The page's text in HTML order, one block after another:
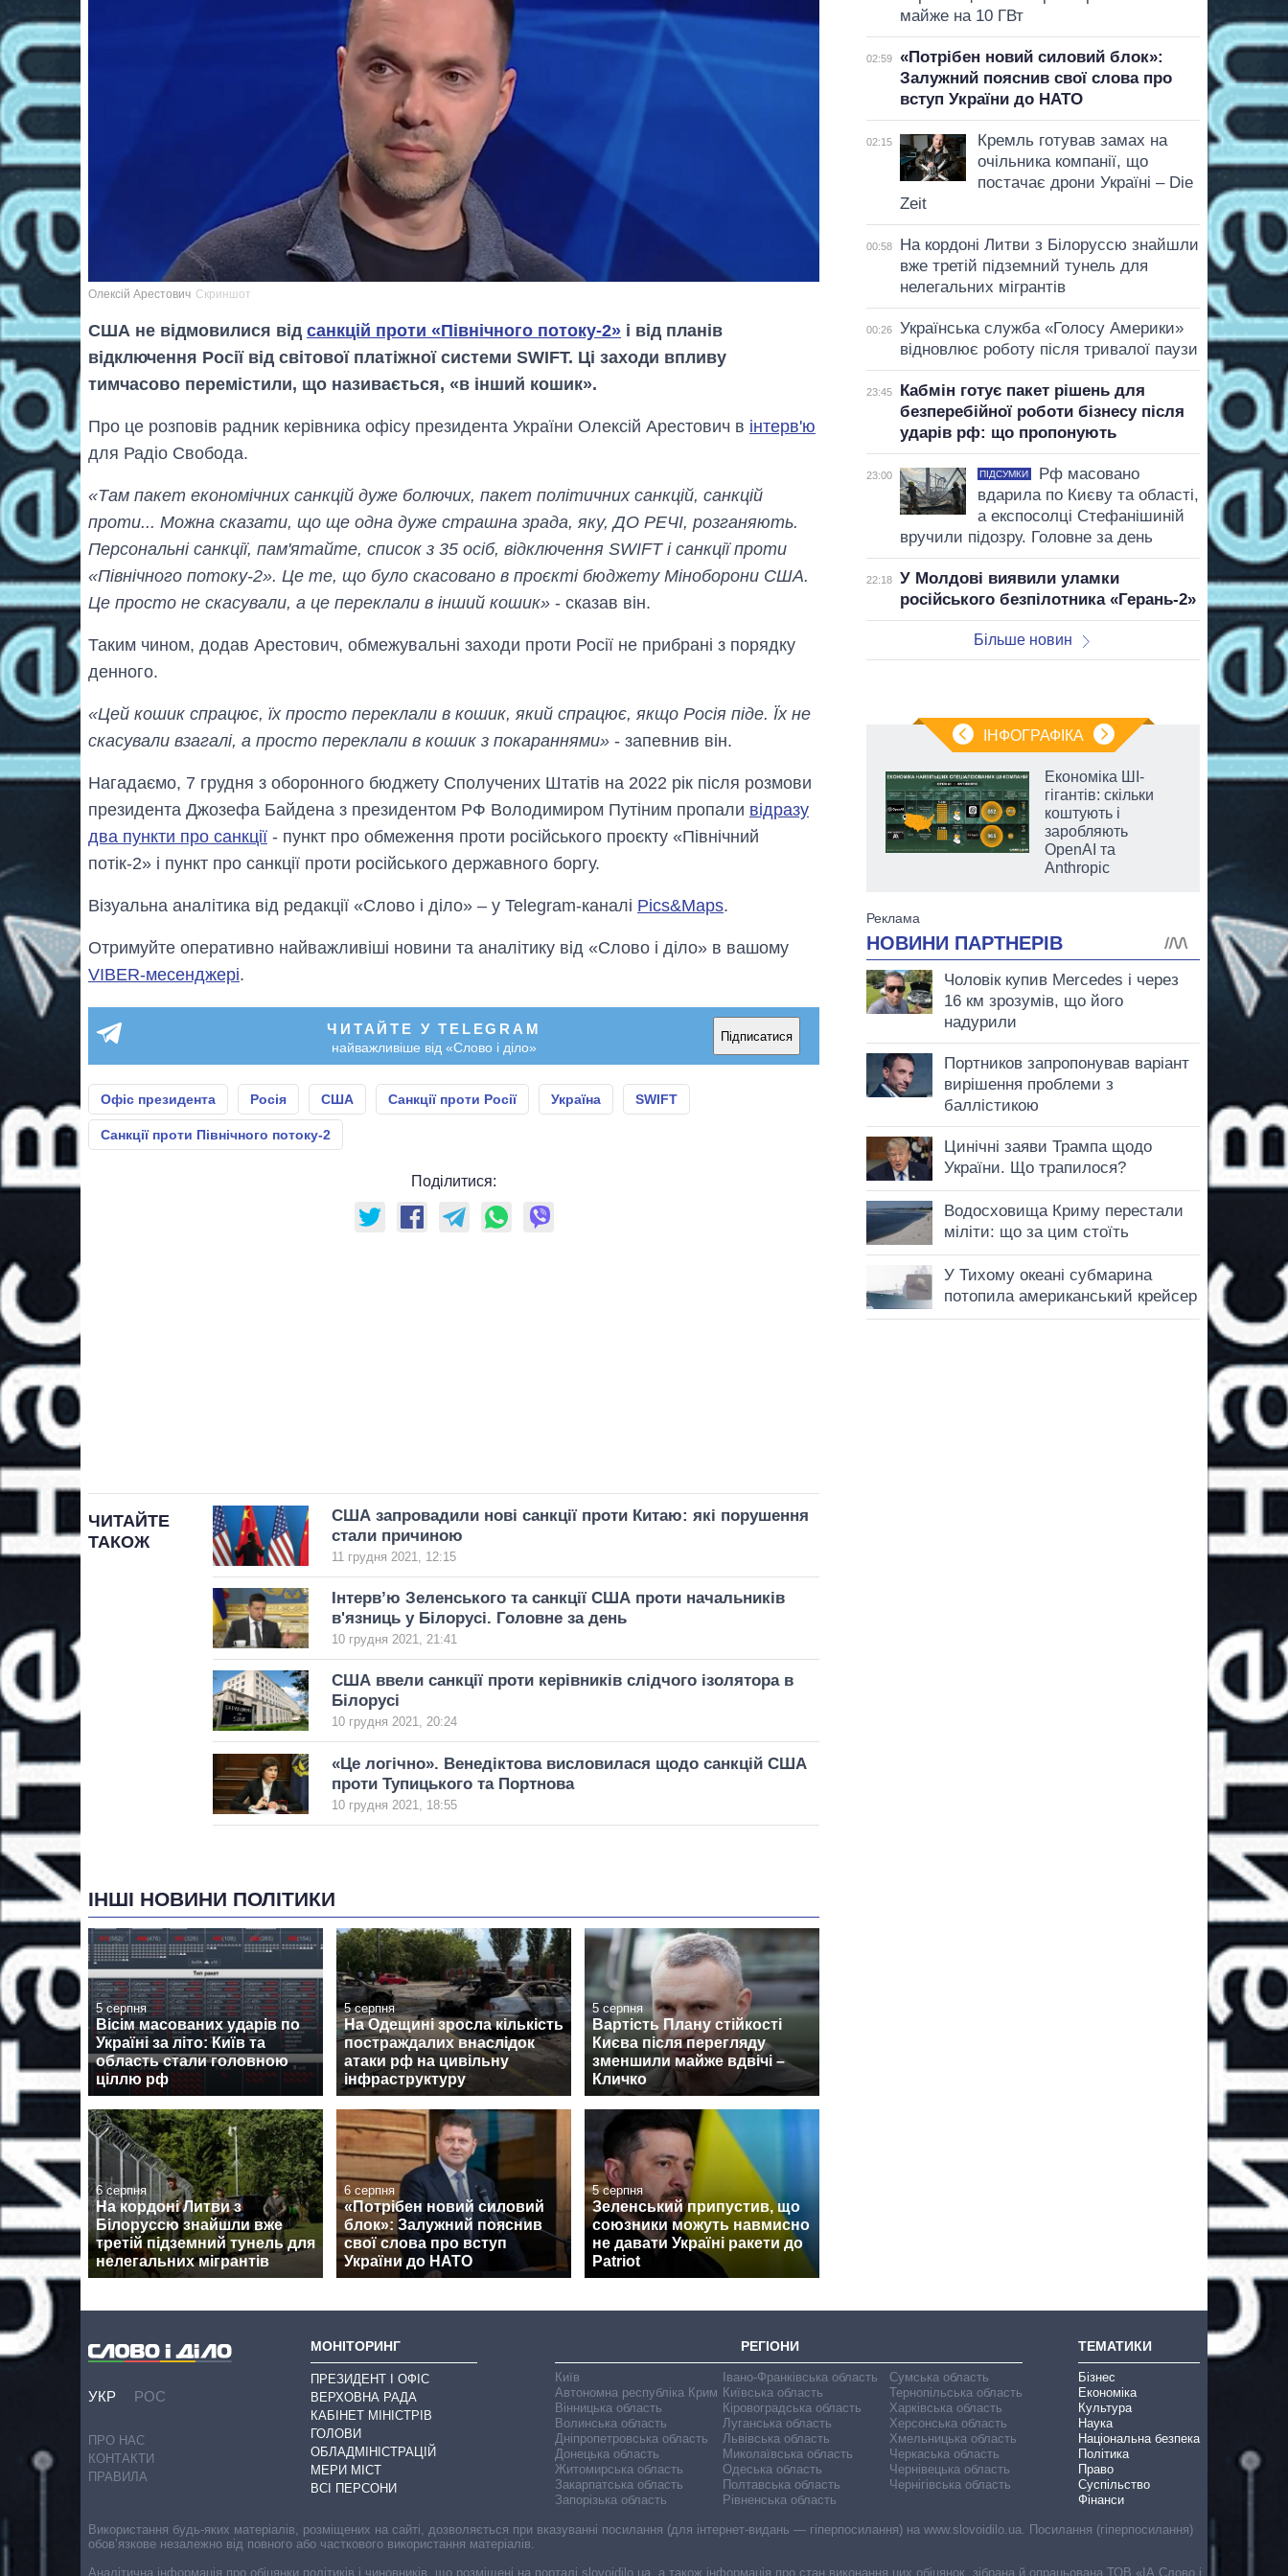
Олексій Арестович Скриншот
США не відмовилися від санкцій проти «Північного потоку-2» і від планів
відключення Росії від світової платіжної системи SWIFT. Ці заходи впливу
тимчасово перемістили, що називається, «в інший кошик».
Про це розповів радник керівника офісу президента України Олексій Арестович в інтерв'ю
для Радіо Свобода.
«Там пакет економічних санкцій дуже болючих, пакет політичних санкцій, санкцій
проти... Можна сказати, що ще одна дуже страшна зрада, яку, ДО РЕЧІ, розганяють.
Персональні санкції, пам'ятайте, список з 35 осіб, відключення SWIFT і санкції проти
«Північного потоку-2». Це те, що було скасовано в проєкті бюджету Міноборони США.
Це просто не скасували, а це переклали в інший кошик» - сказав він.
Таким чином, додав Арестович, обмежувальні заходи проти Росії не прибрані з порядку
денного.
«Цей кошик спрацює, їх просто переклали в кошик, який спрацює, якщо Росія піде. Їх не
скасували взагалі, а просто переклали в кошик з покараннями» - запевнив він.
Нагадаємо, 7 грудня з оборонного бюджету Сполучених Штатів на 2022 рік після розмови
президента Джозефа Байдена з президентом РФ Володимиром Путіним пропали відразу
два пункти про санкції - пункт про обмеження проти російського проєкту «Північний
потік-2» і пункт про санкції проти російського державного боргу.
Візуальна аналітика від редакції «Слово і діло» – у Telegram-каналі Pics&Maps.
Отримуйте оперативно найважливіші новини та аналітику від «Слово і діло» в вашому
VIBER-месенджері.
ЧИТАЙТЕ У TELEGRAM
найважливіше від «Слово і діло»
Підписатися
Офіс президента Росія США Санкції проти Росії Україна SWIFT
Санкції проти Північного потоку-2
Поділитися:
ЧИТАЙТЕ
ТАКОЖ
США запровадили нові санкції проти Китаю: які порушення
стали причиною
11 грудня 2021, 12:15
Інтерв’ю Зеленського та санкції США проти начальників
в'язниць у Білорусі. Головне за день
10 грудня 2021, 21:41
США ввели санкції проти керівників слідчого ізолятора в
Білорусі
10 грудня 2021, 20:24
«Це логічно». Венедіктова висловилася щодо санкцій США
проти Тупицького та Портнова
10 грудня 2021, 18:55
ІНШІ НОВИНИ ПОЛІТИКИ
5 серпня
Вісім масованих ударів по
Україні за літо: Київ та
область стали головною
ціллю рф
5 серпня
На Одещині зросла кількість
постраждалих внаслідок
атаки рф на цивільну
інфраструктуру
5 серпня
Вартість Плану стійкості
Києва після перегляду
зменшили майже вдвічі –
Кличко
6 серпня
На кордоні Литви з
Білоруссю знайшли вже
третій підземний тунель для
нелегальних мігрантів
6 серпня
«Потрібен новий силовий
блок»: Залужний пояснив
свої слова про вступ
України до НАТО
5 серпня
Зеленський припустив, що
союзники можуть навмисно
не давати Україні ракети до
Patriot
майже на 10 ГВт
02:59
«Потрібен новий силовий блок»:
Залужний пояснив свої слова про
вступ України до НАТО
02:15
Кремль готував замах на
очільника компанії, що
постачає дрони Україні – Die
Zeit
00:58
На кордоні Литви з Білоруссю знайшли
вже третій підземний тунель для
нелегальних мігрантів
00:26
Українська служба «Голосу Америки»
відновлює роботу після тривалої паузи
23:45
Кабмін готує пакет рішень для
безперебійної роботи бізнесу після
ударів рф: що пропонують
23:00 ПІДСУМКИ
Рф масовано
вдарила по Києву та області,
а експосолці Стефанішиній
вручили підозру. Головне за день
22:18
У Молдові виявили уламки
російського безпілотника «Герань-2»
Більше новин
ІНФОГРАФІКА
Скільки картоплі
вирощували в
Україні до і під час
великої війни
Економіка ШІ-
гігантів: скільки
коштують і
заробляють
OpenAI та
Anthropic
УКР РОС
ПРО НАС
КОНТАКТИ
ПРАВИЛА
МОНІТОРИНГ
ПРЕЗИДЕНТ І ОФІС
ВЕРХОВНА РАДА
КАБІНЕТ МІНІСТРІВ
ГОЛОВИ
ОБЛАДМІНІСТРАЦІЙ
МЕРИ МІСТ
ВСІ ПЕРСОНИ
РЕГІОНИ
Київ
Автономна республіка Крим
Вінницька область
Волинська область
Дніпропетровська область
Донецька область
Житомирська область
Закарпатська область
Запорізька область
Івано-Франківська область
Київська область
Кіровоградська область
Луганська область
Львівська область
Миколаївська область
Одеська область
Полтавська область
Рівненська область
Сумська область
Тернопільська область
Харківська область
Херсонська область
Хмельницька область
Черкаська область
Чернівецька область
Чернігівська область
ТЕМАТИКИ
Бізнес
Економіка
Культура
Наука
Національна безпека
Політика
Право
Суспільство
Фінанси
Використання будь-яких матеріалів, розміщених на сайті, дозволяється при вказуванні посилання (для інтернет-видань — гіперпосилання) на www.slovoidilo.ua. Посилання (гіперпосилання)
обов’язкове незалежно від повного або часткового використання матеріалів.
Аналітична інформація про обіцянки політиків і чиновників, що розміщені на порталі slovoidilo.ua, а також інформація про стан виконання цих обіцянок, зібрана й опрацьована ТОВ «ІА Слово і